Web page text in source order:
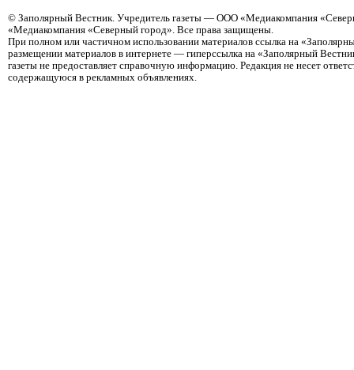
© Заполярный Вестник. Учредитель газеты — ООО «Медиакомпания
«Медиакомпания «Северный город». Все права защищены.
При полном или частичном использовании материалов ссылка на
размещении материалов в интернете — гиперссылка на «Заполярный
газеты не предоставляет справочную информацию. Редакция не несет
содержащуюся в рекламных объявлениях.